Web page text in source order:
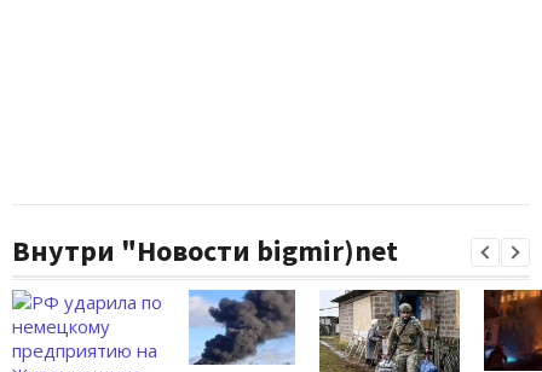
Внутри "Новости bigmir)net